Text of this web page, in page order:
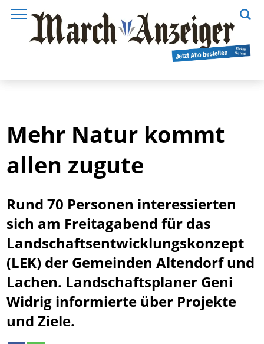
Mehr Natur kommt
allen zugute
Rund 70 Personen interessierten
sich am Freitagabend für das
Landschaftsentwicklungskonzept
(LEK) der Gemeinden Altendorf und
Lachen. Landschaftsplaner Geni
Widrig informierte über Projekte
und Ziele.